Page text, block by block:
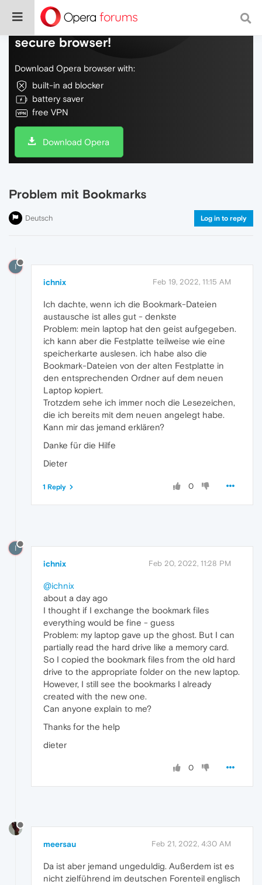
Do more on the web, with a fast and
secure browser!
Download Opera browser with:
built-in ad blocker
battery saver
free VPN
Download Opera
Problem mit Bookmarks
Deutsch Log in to reply
I
ichnix Feb 19, 2022, 11:15 AM
Ich dachte, wenn ich die Bookmark-Dateien
austausche ist alles gut - denkste
Problem: mein laptop hat den geist aufgegeben.
ich kann aber die Festplatte teilweise wie eine
speicherkarte auslesen. ich habe also die
Bookmark-Dateien von der alten Festplatte in
den entsprechenden Ordner auf dem neuen
Laptop kopiert.
Trotzdem sehe ich immer noch die Lesezeichen,
die ich bereits mit dem neuen angelegt habe.
Kann mir das jemand erklären?
Danke für die Hilfe
Dieter
0
1 Reply
I
ichnix Feb 20, 2022, 11:28 PM
@ichnix
about a day ago
I thought if I exchange the bookmark files
everything would be fine - guess
Problem: my laptop gave up the ghost. But I can
partially read the hard drive like a memory card.
So I copied the bookmark files from the old hard
drive to the appropriate folder on the new laptop.
However, I still see the bookmarks I already
created with the new one.
Can anyone explain to me?
Thanks for the help
dieter
0
meersau Feb 21, 2022, 4:30 AM
Da ist aber jemand ungeduldig. Außerdem ist es
nicht zielführend im deutschen Forenteil englisch